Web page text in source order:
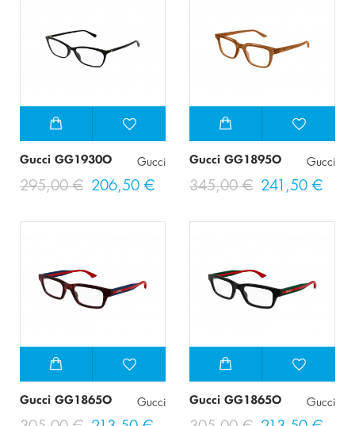
Gucci GG1930O Gucci
295,00 € 206,50 €
Gucci GG1895O Gucci
345,00 € 241,50 €
Gucci GG1865O Gucci Gucci GG1865O Gucci